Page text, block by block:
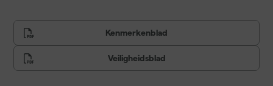
Kenmerkenblad
Veiligheidsblad